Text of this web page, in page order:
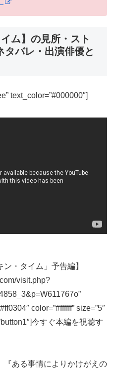
ム】の見所・スト
タバレ・出演俳優と
text_color=”#000000″]
ン・タイム」予告編】
visit.php?
color=”#ffffff” size=”5″
今すぐ本編を視聴す
『ある事情によりかけがえの